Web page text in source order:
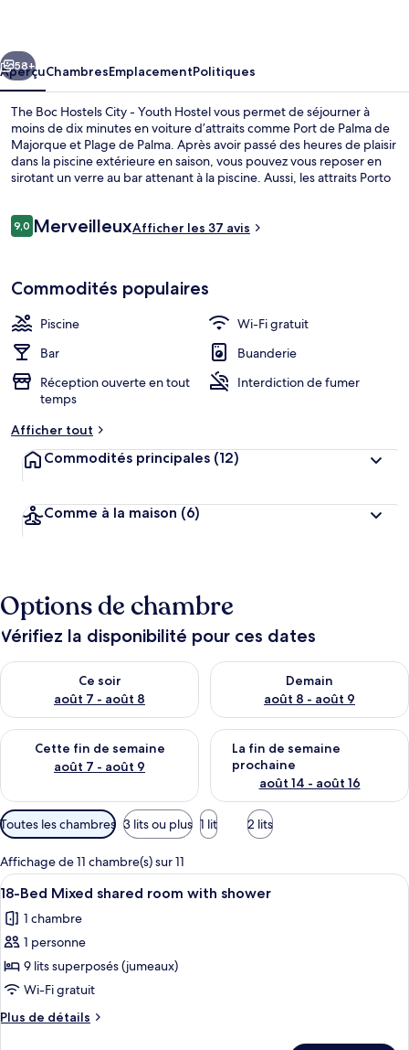
City
-
Youth
Hostel
Suivant
58+
AperçuChambresEmplacementPolitiques
The Boc Hostels City - Youth Hostel vous permet de séjourner à
moins de dix minutes en voiture d’attraits comme Port de Palma de
Majorque et Plage de Palma. Après avoir passé des heures de plaisir
dans la piscine extérieure en saison, vous pouvez vous reposer en
sirotant un verre au bar attenant à la piscine. Aussi, les attraits Porto
proximité : Station de métro Intermodal-Plaza de España est à
Avis
9,09,0 sur 10 –
MerveilleuxAfficher les 37 avis
Commodités populaires
Piscine
Wi-Fi gratuit
Bar
Buanderie
Réception ouverte en tout
temps
Interdiction de fumer
Afficher tout
Commodités principales (12)
Comme à la maison (6)
Options de chambre
Vérifiez la disponibilité pour ces dates
Ce soir
août 7 - août 8
Vérifier la disponibilité pour ce soir août 7 - août 8
Demain
août 8 - août 9
Vérifier la disponibilité pour
Cette fin de semaine
août 7 - août 9
Vérifier la disponibilité pour cette fin de semaine août 7 -
La fin de semaine
prochaine
août 14 - août 16
Vérifier la disponibilité pour
Filtres
disponibles
pour
les
chambres
Toutes les chambres 3 lits ou plus 1 lit 2 lits
Affichage de 11 chambre(s) sur 11
Afficher
toutes
les
photos
pour
ce
type
de
Un couloir étroit, avec des lits
10
18-Bed Mixed shared room with shower
1 chambre
1 personne
9 lits superposés (jumeaux)
Wi-Fi gratuit
Plus de détails
Plus